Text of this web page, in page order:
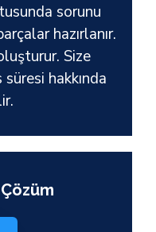
sorunu
hazırlanır.
Size
hakkında